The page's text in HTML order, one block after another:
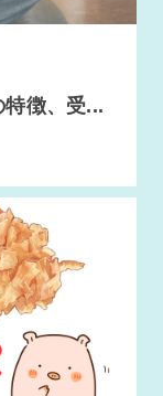
特徴、受...